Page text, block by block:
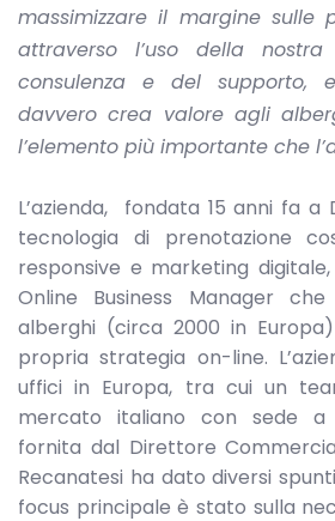
massimizzare il margine sulle
attraverso l’uso della
consulenza e del supporto,
davvero crea valore agli
l’elemento più importante che
L’azienda, fondata 15 anni fa a
tecnologia di prenotazione
responsive e marketing
Online Business Manager
alberghi (circa 2000 in
propria strategia on-line.
uffici in Europa, tra cui un
mercato italiano con sede a
fornita dal Direttore
Recanatesi ha dato diversi
focus principale è stato sulla